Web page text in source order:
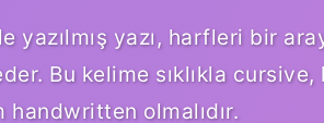
yazılmış yazı, harfleri bir
Bu kelime sıklıkla
handwritten olmalıdır.